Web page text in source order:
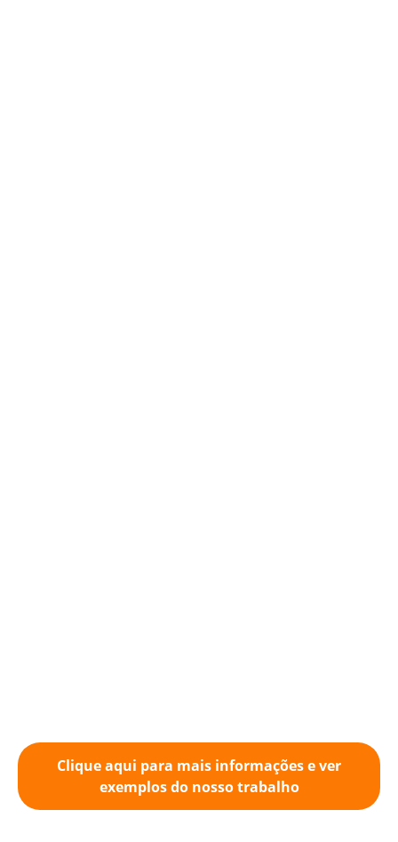
Clique aqui para mais informações e ver
exemplos do nosso trabalho